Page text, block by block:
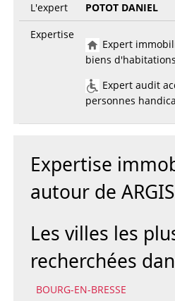
L'expert
POTOT DANIEL
Expertise
Expert
biens d'habitations
Expert audit
personnes
Expertise
autour de ARGIS
Les villes les
recherchées
BOURG-EN-BRESSE